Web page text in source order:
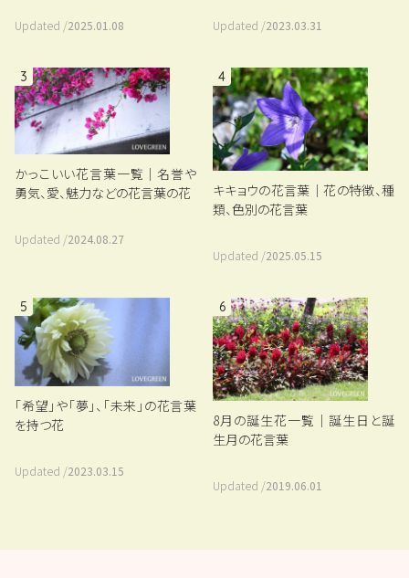
Updated /2025.01.08 Updated /2023.03.31
3
かっこいい花言葉一覧｜名誉や
勇気、愛、魅力などの花言葉の花
Updated /2024.08.27
4
キキョウの花言葉｜花の特徴、種
類、色別の花言葉
Updated /2025.05.15
5
「希望」や「夢」、「未来」の花言葉
を持つ花
Updated /2023.03.15
6
8月の誕生花一覧｜誕生日と誕
生月の花言葉
Updated /2019.06.01